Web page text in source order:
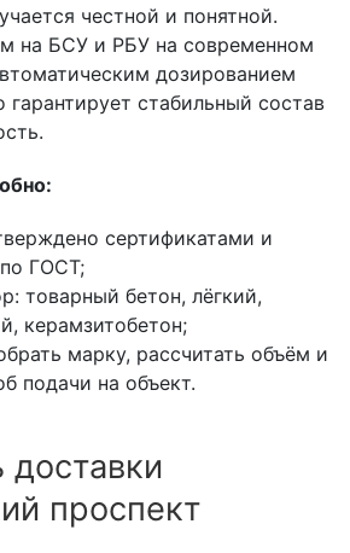
честной и понятной.
на БСУ и РБУ на современном
дозированием
гарантирует стабильный состав
сертификатами и
ГОСТ;
товарный бетон, лёгкий,
керамзитобетон;
марку, рассчитать объём и
подачи на объект.
проспект